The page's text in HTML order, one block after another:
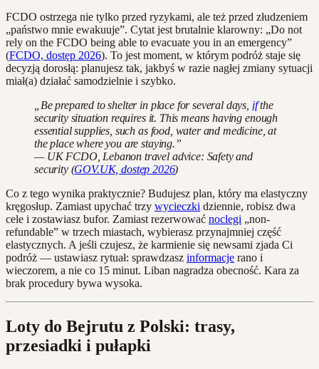
FCDO ostrzega nie tylko przed ryzykami, ale też przed złudzeniem
„państwo mnie ewakuuje”. Cytat jest brutalnie klarowny: „Do not
rely on the FCDO being able to evacuate you in an emergency”
(FCDO, dostęp 2026). To jest moment, w którym podróż staje się
decyzją dorosłą: planujesz tak, jakbyś w razie nagłej zmiany sytuacji
miał(a) działać samodzielnie i szybko.
„Be prepared to shelter in place for several days, ifthe
security situation requires it. This means having enough
essential supplies, such as food, water and medicine, at
the place where you are staying.”
— UK FCDO, Lebanon travel advice: Safety and
security(GOV.UK, dostęp 2026)
Co z tego wynika praktycznie? Budujesz plan, który ma elastyczny
kręgosłup. Zamiast upychać trzy wycieczki dziennie, robisz dwa
cele i zostawiasz bufor. Zamiast rezerwować noclegi „non-
refundable” w trzech miastach, wybierasz przynajmniej część
elastycznych. A jeśli czujesz, że karmienie się newsami zjada Ci
podróż — ustawiasz rytuał: sprawdzasz informacje rano i
wieczorem, a nie co 15 minut. Liban nagradza obecność. Kara za
brak procedury bywa wysoka.
Loty do Bejrutu z Polski: trasy,
przesiadki i pułapki